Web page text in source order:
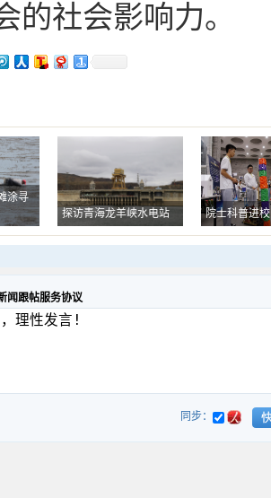
的社会影响力。
涂寻
探访青海龙羊峡水电站 院士科普进
闻跟帖服务协议
同步：